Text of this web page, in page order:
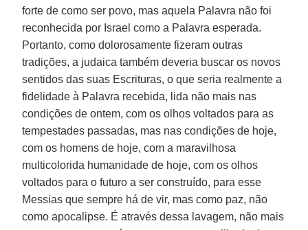
forte de como ser povo, mas aquela Palavra não foi
reconhecida por Israel como a Palavra esperada.
Portanto, como dolorosamente fizeram outras
tradições, a judaica também deveria buscar os novos
sentidos das suas Escrituras, o que seria realmente a
fidelidade à Palavra recebida, lida não mais nas
condições de ontem, com os olhos voltados para as
tempestades passadas, mas nas condições de hoje,
com os homens de hoje, com a maravilhosa
multicolorida humanidade de hoje, com os olhos
voltados para o futuro a ser construído, para esse
Messias que sempre há de vir, mas como paz, não
como apocalipse. É através dessa lavagem, não mais